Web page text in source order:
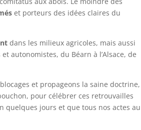
et porteurs des idées claires du
dans les milieux agricoles, mais aussi
autonomistes, du Béarn à l’Alsace, de
et propageons la saine doctrine,
pour célébrer ces retrouvailles
quelques jours et que tous nos actes au